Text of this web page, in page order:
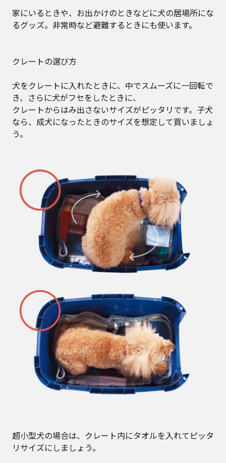
家にいるときや、お出かけのときなどに犬の居場所にな
るグッズ。非常時など避難するときにも使います。
クレートの選び方
犬をクレートに入れたときに、中でスムーズに一回転で
き、さらに犬がフセをしたときに、
クレートからはみ出さないサイズがピッタリです。子犬
なら、成犬になったときのサイズを想定して買いましょ
う。
超小型犬の場合は、クレート内にタオルを入れてピッタ
リサイズにしましょう。